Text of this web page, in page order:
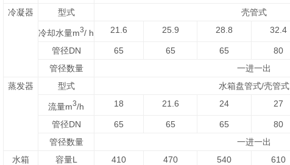
冷凝器
型式 壳管式
冷却水量m3/ h 21.6 25.9 28.8 32.4
管径DN 65 65 65 80
管径数量
一进一出
蒸发器
型式 水箱盘管式/壳管式
流量m3/h 18 21.6 24 27
管径DN 65 65 65 80
管径数量
一进一出
水箱
容量L 410 470 540 610